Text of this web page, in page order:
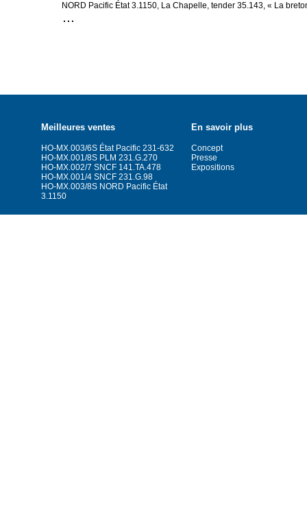
NORD Pacific État 3.1150, La Chapelle, tender 35.143, « La
Meilleures ventes
HO-MX.003/6S État Pacific 231-632
HO-MX.001/8S PLM 231.G.270
HO-MX.002/7 SNCF 141.TA.478
HO-MX.001/4 SNCF 231.G.98
HO-MX.003/8S NORD Pacific État
3.1150
En savoir plus
Concept
Presse
Expositions